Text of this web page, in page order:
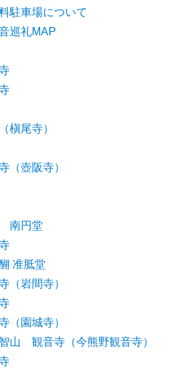
駐車場について
巡礼MAP
槇尾寺）
（壺阪寺）
南円堂
准胝堂
（岩間寺）
（園城寺）
山 観音寺（今熊野観音寺）